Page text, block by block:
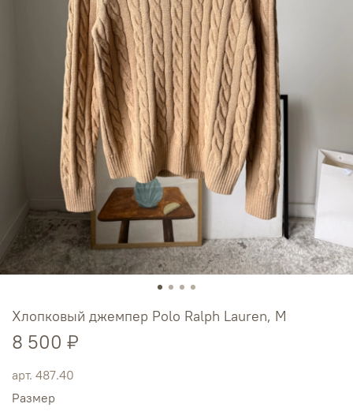
арт. 487.40
Хлопковый джемпер Polo Ralph Lauren, М
8 500 ₽
Размер